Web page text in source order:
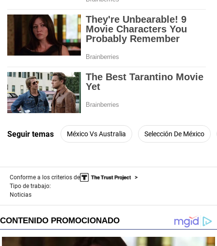
Seguir temas México Vs Australia Selección De México
Conforme a los criterios de
Tipo de trabajo:
Noticias